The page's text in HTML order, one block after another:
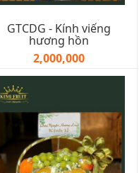
GTCDG - Kính viếng
hương hồn
2,000,000